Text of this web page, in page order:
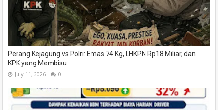
Perang Kejagung vs Polri: Emas 74 Kg, LHKPN Rp18 Miliar, dan
KPK yang Membisu
July 11, 2026 0